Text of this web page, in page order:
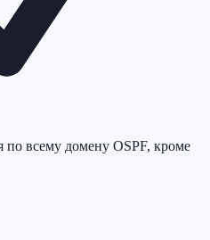
по всему домену OSPF, кроме